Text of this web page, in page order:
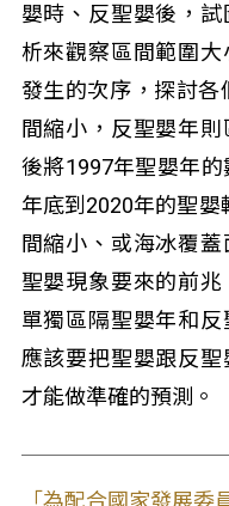
嬰時、反聖嬰後，
析來觀察區間範圍
發生的次序，探討各
間縮小，反聖嬰年
後將1997年聖嬰年
年底到2020年的聖嬰
間縮小、或海冰覆
聖嬰現象要來的前
單獨區隔聖嬰年和反
應該要把聖嬰跟反聖
才能做準確的預測。
「為配合國家發展委